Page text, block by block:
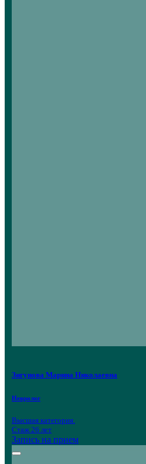
Зигунова Марина Николаевна
Невролог
Высшая категория.
Стаж 26 лет
Запись на прием